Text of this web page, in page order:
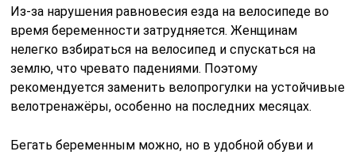
Из-за нарушения равновесия езда на велосипеде во
время беременности затрудняется. Женщинам
нелегко взбираться на велосипед и спускаться на
землю, что чревато падениями. Поэтому
рекомендуется заменить велопрогулки на устойчивые
велотренажёры, особенно на последних месяцах.
Бегать беременным можно, но в удобной обуви и